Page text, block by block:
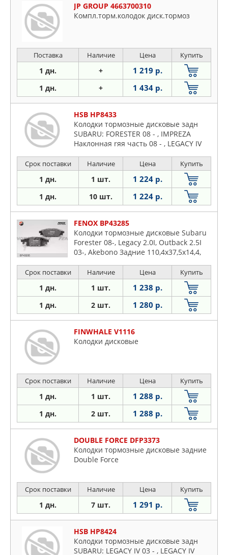
JP GROUP 4663700310
Компл.торм.колодок диск.тормоз
Поставка Наличие Цена Купить
1 дн. + 1 219 р.
1 дн. + 1 434 р.
HSB HP8433
Колодки тормозные дисковые задн
SUBARU: FORESTER 08 - , IMPREZA
Наклонная rяя часть 08 - , LEGACY IV
OUTBACK 03 -
Срок поставки Наличие Цена Купить
1 дн. 1 шт. 1 224 р.
1 дн. 10 шт. 1 224 р.
FENOX BP43285
Колодки тормозные дисковые Subaru
Forester 08-, Legacy 2.0I, Outback 2.5I
03-, Akebono Задние 110,4x37,5x14,4,
Срок поставки Наличие Цена Купить
1 дн. 1 шт. 1 238 р.
1 дн. 2 шт. 1 280 р.
FINWHALE V1116
Колодки дисковые
Срок поставки Наличие Цена Купить
1 дн. 1 шт. 1 288 р.
1 дн. 2 шт. 1 288 р.
DOUBLE FORCE DFP3373
Колодки тормозные дисковые задние
Double Force
Срок поставки Наличие Цена Купить
1 дн. 7 шт. 1 291 р.
HSB HP8424
Колодки тормозные дисковые задн
SUBARU: LEGACY IV 03 - , LEGACY IV